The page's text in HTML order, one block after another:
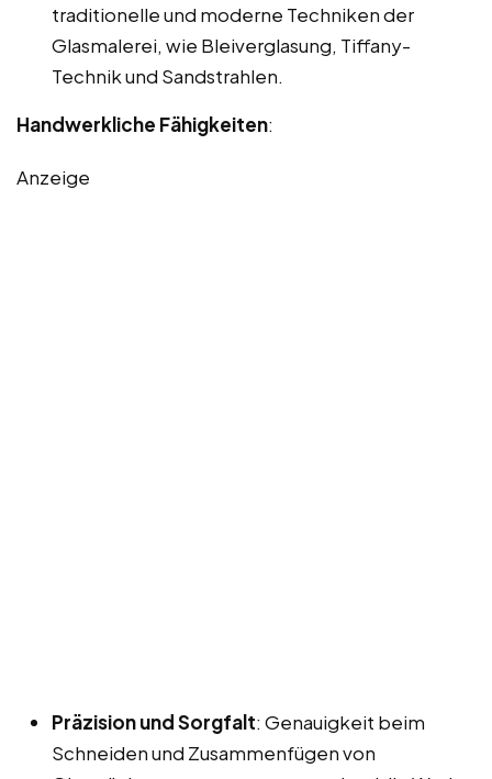
traditionelle und moderne Techniken der
Glasmalerei, wie Bleiverglasung, Tiffany-
Technik und Sandstrahlen.
Handwerkliche Fähigkeiten:
Anzeige
Präzision und Sorgfalt: Genauigkeit beim
Schneiden und Zusammenfügen von